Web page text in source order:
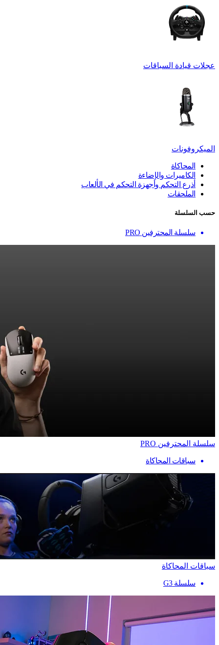
عجلات قيادة السباقات
الميكروفونات
المحاكاة
الكاميرات والإضاءة
أذرع التحكم وأجهزة التحكم في الألعاب
الملحقات
حسب السلسلة
سلسلة المحترفين PRO
سلسلة المحترفين PRO
سباقات المحاكاة
سباقات المحاكاة
سلسلة G3